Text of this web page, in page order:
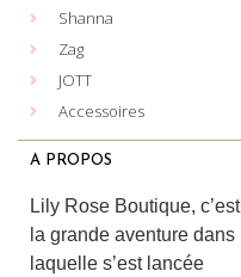
Shanna
Zag
JOTT
Accessoires
A PROPOS
Lily Rose Boutique, c’est
la grande aventure dans
laquelle s’est lancée